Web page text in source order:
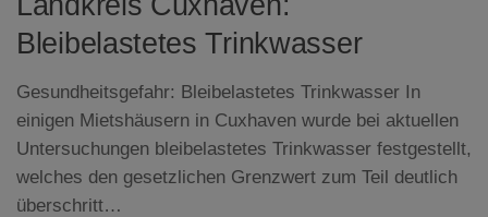
Bleibelastetes Trinkwasser
Gesundheitsgefahr: Bleibelastetes Trinkwasser In
einigen Mietshäusern in Cuxhaven wurde bei aktuellen
Untersuchungen bleibelastetes Trinkwasser festgestellt,
welches den gesetzlichen Grenzwert zum Teil deutlich
überschritt…